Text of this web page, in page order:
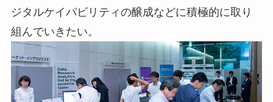
ジタルケイパビリティの醸成などに積極的に取り
組んでいきたい。